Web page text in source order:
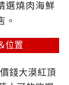
選燒肉海鮮
。
位置